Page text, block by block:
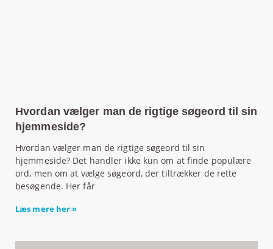
Hvordan vælger man de rigtige søgeord til sin
hjemmeside?
Hvordan vælger man de rigtige søgeord til sin
hjemmeside? Det handler ikke kun om at finde populære
ord, men om at vælge søgeord, der tiltrækker de rette
besøgende. Her får
Læs mere her »